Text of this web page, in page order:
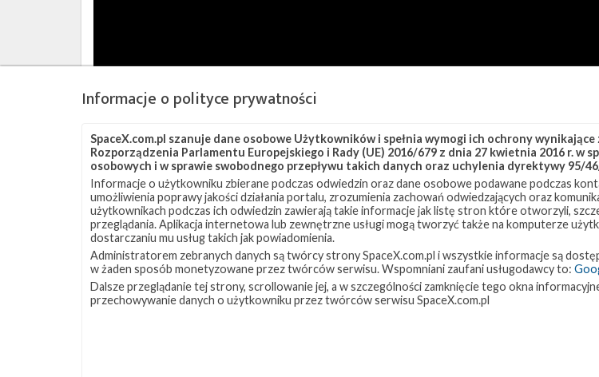
CRS-
(Źródło:
Stephen
dla
NSF,
NASASpaceFlight.com)
Źródła:NASASpaceFlight.com,SpaceX (1) ,(2)
Informacje o polityce prywatności
SpaceX.com.pl szanuje dane osobowe Użytkowników i spełnia wymogi ich ochrony
Rozporządzenia Parlamentu Europejskiego i Rady (UE) 2016/679 z dnia 27 kwietnia 2016 r.
osobowych i w sprawie swobodnego przepływu takich danych oraz uchylenia dyrektywy 95/
Informacje o użytkowniku zbierane podczas odwiedzin oraz dane osobowe podawane podczas
umożliwienia poprawy jakości działania portalu, zrozumienia zachowań odwiedzających oraz
użytkownikach podczas ich odwiedzin zawierają takie informacje jak listę stron które otworzyli,
przeglądania. Aplikacja internetowa lub zewnętrzne usługi mogą tworzyć także na komputerze
dostarczaniu mu usług takich jak powiadomienia.
Administratorem zebranych danych są twórcy strony SpaceX.com.pl i wszystkie informacje są
w żaden sposób monetyzowane przez twórców serwisu. Wspomniani zaufani usługodawcy to:
Dalsze przeglądanie tej strony, scrollowanie jej, a w szczególności zamknięcie tego okna
przechowywanie danych o użytkowniku przez twórców serwisu SpaceX.com.pl